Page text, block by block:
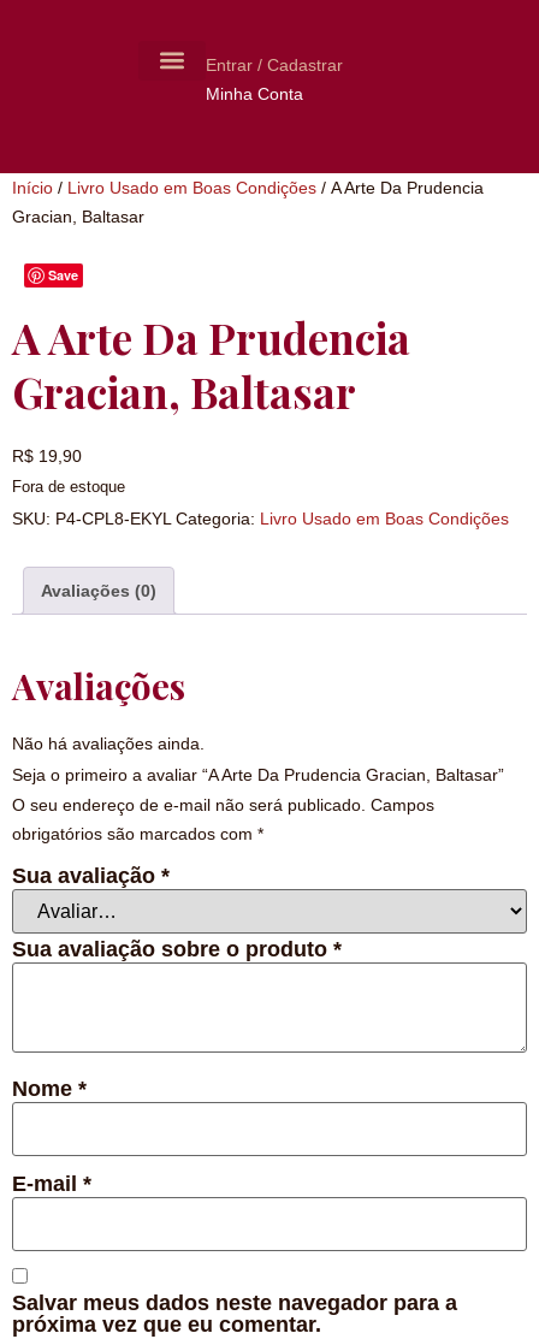
Entrar / Cadastrar
Minha Conta
Início / Livro Usado em Boas Condições / A Arte Da Prudencia
Gracian, Baltasar
Save
A Arte Da Prudencia
Gracian, Baltasar
R$ 19,90
Fora de estoque
SKU: P4-CPL8-EKYL Categoria: Livro Usado em Boas Condições
Avaliações (0)
Avaliações
Não há avaliações ainda.
Seja o primeiro a avaliar “A Arte Da Prudencia Gracian, Baltasar”
O seu endereço de e-mail não será publicado. Campos
obrigatórios são marcados com *
Sua avaliação *
Sua avaliação sobre o produto *
Nome *
E-mail *
Salvar meus dados neste navegador para a
próxima vez que eu comentar.